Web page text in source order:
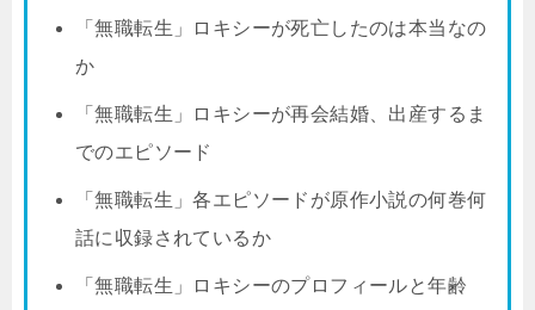
「無職転生」ロキシーが死亡したのは本当なの
か
「無職転生」ロキシーが再会結婚、出産するま
でのエピソード
「無職転生」各エピソードが原作小説の何巻何
話に収録されているか
「無職転生」ロキシーのプロフィールと年齢